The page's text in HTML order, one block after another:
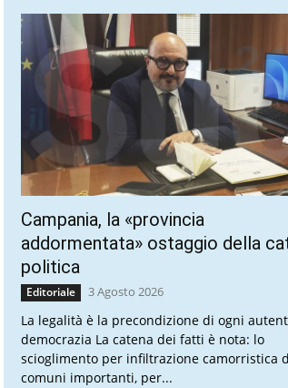
Campania, la «provincia
addormentata» ostaggio della
politica
Editoriale 3 Agosto 2026
La legalità è la precondizione di ogni
democrazia La catena dei fatti è nota: lo
scioglimento per infiltrazione camorristica
comuni importanti, per...